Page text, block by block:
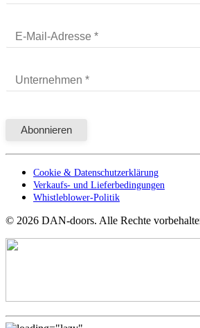
Cookie & Datenschutzerklärung
Verkaufs- und Lieferbedingungen
Whistleblower-Politik
© 2026 DAN-doors. Alle Rechte